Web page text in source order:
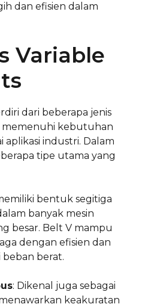
dan efisien dalam
Variable
dari beberapa jenis
kebutuhan
aplikasi industri. Dalam
tipe utama yang
bentuk segitiga
banyak mesin
besar. Belt V mampu
dengan efisien dan
berat.
: Dikenal juga sebagai
keakuratan